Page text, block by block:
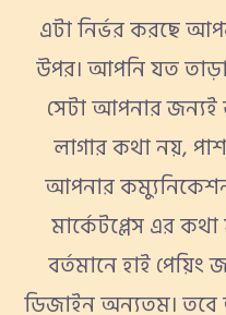
এটা নির্ভর করছে
উপর। আপনি যত
সেটা আপনার জন্যই
লাগার কথা নয়,
আপনার
মার্কেটপ্লেস এর
বর্তমানে হাই
ডিজাইন অন্যতম। তবে